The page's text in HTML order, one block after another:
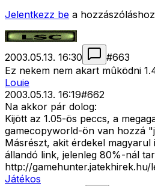
Jelentkezz be a
2003.05.13. 16:30 #663
Ez nekem nem akart mûködni
Louie
2003.05.13. 16:19#662
Na akkor pár dolog:
Kijött az 1.05-ös peccs, a
gamecopyworld-ön van hozzá
Másrészt, akit érdekel magyarul
állandó link, jelenleg 80%-nál
http://gamehunter.jatekhirek.hu/
Játékos